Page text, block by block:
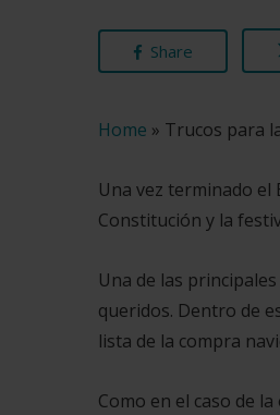
Share
Home » Trucos para
Una vez terminado el
Constitución y la
Una de las
queridos. Dentro de
lista de la compra
Como en el caso de